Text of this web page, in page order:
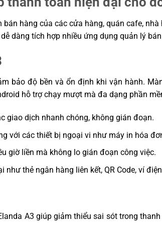
hàng của các cửa hàng, quán cafe,
dàng tích hợp nhiều ứng dụng quản lý
bảo độ bền và ổn định khi vận hành.
hỗ trợ chạy mượt mà đa dạng phần
giao dịch nhanh chóng, không gián đoạn.
với các thiết bị ngoại vi như máy in hóa
giờ liền mà không lo gián đoạn công việc.
thẻ ngân hàng liên kết, QR Code, ví
A3 giúp giảm thiểu sai sót trong